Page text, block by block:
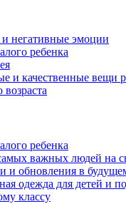
негативные эмоции
ребенка
и качественные вещи
возраста
ребенка
важных людей на
и обновления в
одежда для детей и
классу